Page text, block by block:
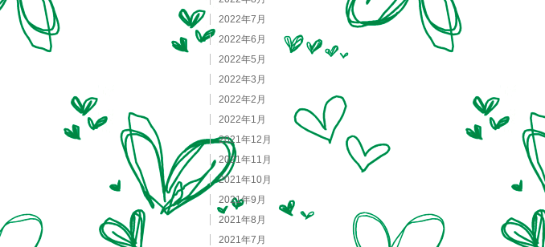
2022年7月
2022年6月
2022年5月
2022年3月
2022年2月
2022年1月
2021年12月
2021年11月
2021年10月
2021年9月
2021年8月
2021年7月